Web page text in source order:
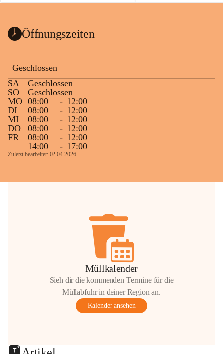
a
a
Öffnungszeiten
Geschlossen
SA
Geschlossen
SO
Geschlossen
MO 08:00 - 12:00
DI
08:00 - 12:00
MI
08:00 - 12:00
DO
08:00 - 12:00
FR
08:00 - 12:00
14:00
- 17:00
Zuletzt bearbeitet: 02.04.2026
Müllkalender
Sieh dir die kommenden Termine für die
Müllabfuhr in deiner Region an.
Kalender ansehen